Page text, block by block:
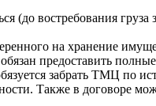
(до востребования
на хранение
предоставить
забрать ТМЦ по
Также в договоре